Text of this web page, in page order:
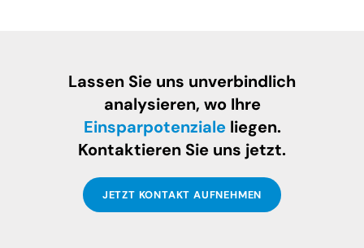
Lassen Sie uns unverbindlich
analysieren, wo Ihre
Einsparpotenziale liegen.
Kontaktieren Sie uns jetzt.
JETZT KONTAKT AUFNEHMEN